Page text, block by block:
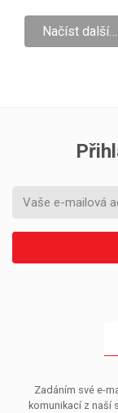
Načíst další…
Zadáním své e-
komunikací z naší